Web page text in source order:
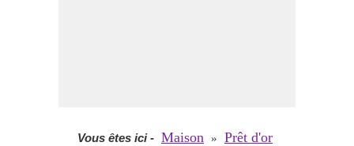
Vous êtes ici- Maison » Prêt d'or